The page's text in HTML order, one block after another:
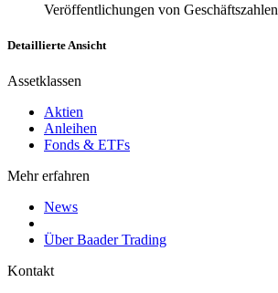
Veröffentlichungen von Geschäftszahlen
Detaillierte Ansicht
Assetklassen
Aktien
Anleihen
Fonds & ETFs
Mehr erfahren
News
Über Baader Trading
Kontakt